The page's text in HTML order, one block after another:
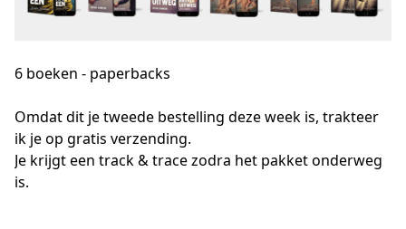
6 boeken - paperbacks
Omdat dit je tweede bestelling deze week is, trakteer
ik je op gratis verzending.
Je krijgt een track & trace zodra het pakket onderweg
is.